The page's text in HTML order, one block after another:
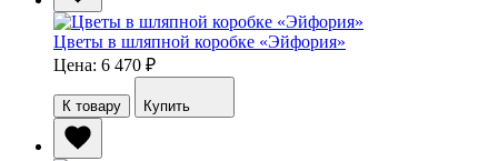
Цветы в шляпной коробке «Эйфория»
Цена: 6 470 ₽
К товару Купить